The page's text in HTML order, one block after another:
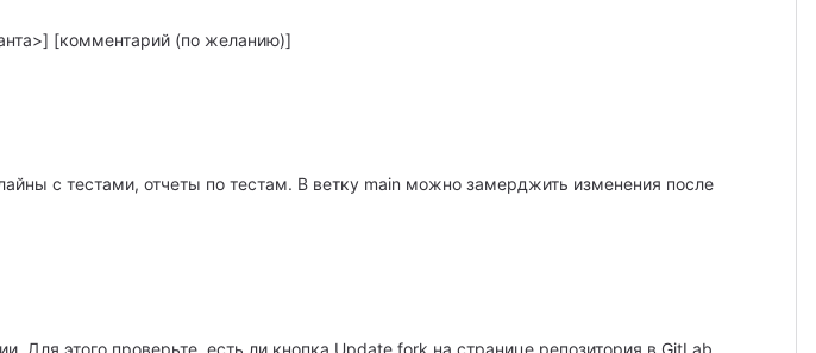
[комментарий (по желанию)]
с тестами, отчеты по тестам. В ветку main можно замерджить изменения после
Для этого проверьте, есть ли кнопка Update fork на странице репозитория в GitLab.